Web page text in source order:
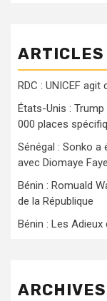
ARTICLES
RDC : UNICEF agit
États-Unis :
000 places
Sénégal : Sonko
avec Diomaye Faye
Bénin : Romuald
de la République
Bénin : Les
ARCHIVES